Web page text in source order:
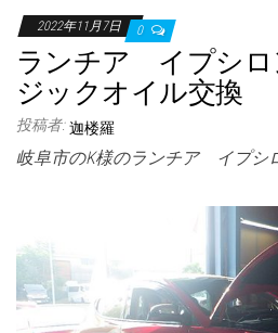
2022年11月7日 0
ランチア イプシ
ジックオイル交換
投稿者: 迦楼羅
岐阜市のK様のランチア イプシ